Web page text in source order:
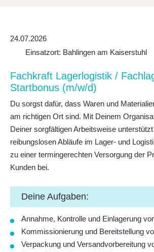
24.07.2026
Einsatzort: Bahlingen am Kaiserstuhl
Fach­kraft Lager­lo­gistik /
Start­bonus (m/w/d)
Du sorgst dafür, dass Waren und
am richtigen Ort sind. Mit Deinem
Deiner sorgfältigen Arbeitsweise
reibungslosen Abläufe im Lager- und
zu einer termingerechten Versorgung der
Kunden bei.
Deine Aufgaben:
Annahme, Kontrolle und Einlagerung
Kommissionierung und Bereitstellung
Verpackung und Versandvorbereitung